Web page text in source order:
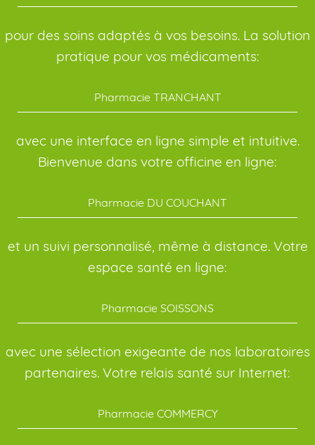
pour des soins adaptés à vos besoins. La solution
pratique pour vos médicaments:
Pharmacie TRANCHANT
avec une interface en ligne simple et intuitive.
Bienvenue dans votre officine en ligne:
Pharmacie DU COUCHANT
et un suivi personnalisé, même à distance. Votre
espace santé en ligne:
Pharmacie SOISSONS
avec une sélection exigeante de nos laboratoires
partenaires. Votre relais santé sur Internet:
Pharmacie COMMERCY